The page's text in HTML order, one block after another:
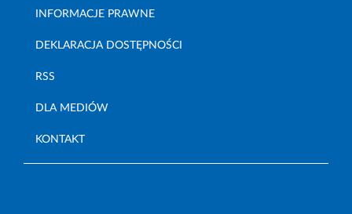
INFORMACJE PRAWNE
DEKLARACJA DOSTĘPNOŚCI
RSS
DLA MEDIÓW
KONTAKT